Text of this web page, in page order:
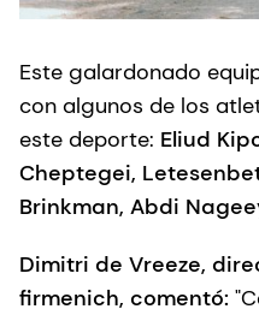
Este galardonado
con algunos de los
este deporte: Eliud
Cheptegei,
Brinkman, Abdi
Dimitri de Vreeze,
firmenich, comentó: